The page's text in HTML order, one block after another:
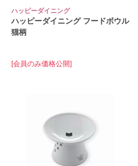
ハッピーダイニング
ハッピーダイニング フードボウル
猫柄
[会員のみ価格公開]